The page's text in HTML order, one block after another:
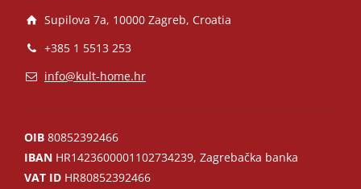
Supilova 7a, 10000 Zagreb, Croatia
+385 1 5513 253
info@kult-home.hr
OIB 80852392466
IBAN HR1423600001102734239, Zagrebačka banka
VAT ID HR80852392466